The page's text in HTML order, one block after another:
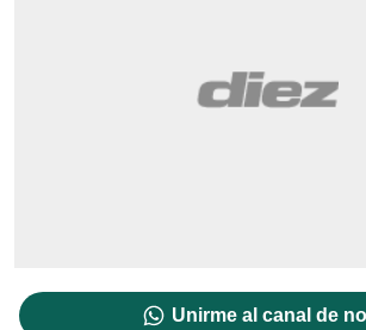
Unirme al canal de